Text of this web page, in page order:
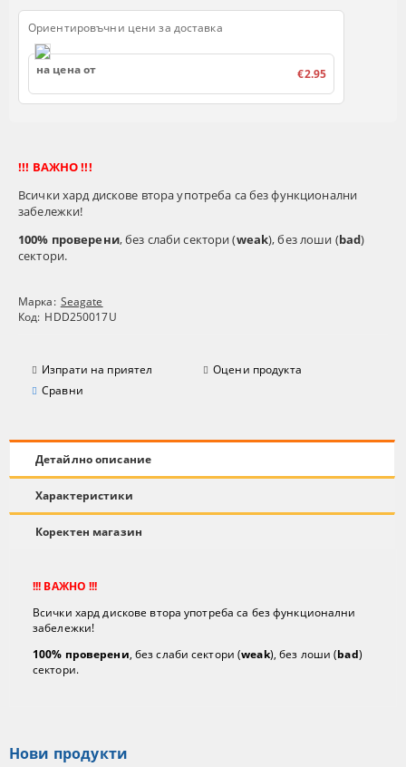
!!! ВАЖНО !!!
Всички хард дискове втора употреба са без функционални
забележки!
100% проверени, без слаби сектори (weak), без лоши (bad)
сектори.
Марка: Seagate
Код: HDD250017U
Изпрати на приятел
Оцени продукта
Сравни
Ориентировъчни цени за доставка
на цена от €2.95
Детайлно описание
Характеристики
Коректен магазин
!!! ВАЖНО !!!
Всички хард дискове втора употреба са без функционални
забележки!
100% проверени, без слаби сектори (weak), без лоши (bad)
сектори.
Нови продукти